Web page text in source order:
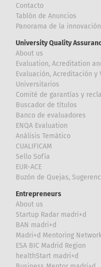
Contacto
Tablón de Anuncios
Panorama de la
University Quality
About us
Evaluation, Acreditation
Evaluación, Acreditación y
Universitarios
Comité de garantías y
Buscador de títulos
Banco de evaluadores
ENQA Evaluation
Análisis Temático
CUALIFICAM
Sello Sofía
EUR-ACE
Buzón de Quejas,
Entrepreneurs
About us
Startup Radar madri+d
BAN madri+d
Madri+d Mentoring
ESA BIC Madrid Region
healthStart madri+d